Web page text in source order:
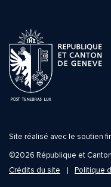
Site réalisé avec le soutien
©2026 République et
Crédits du site
Politique